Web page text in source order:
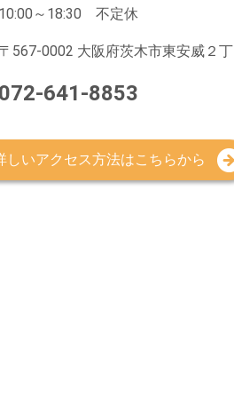
10:00～18:30 不定休
〒567-0002 大阪府茨木市東安威２
072-641-8853
しいアクセス方法はこちらから